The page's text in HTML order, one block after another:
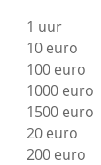
1 uur
10 euro
100 euro
1000 euro
1500 euro
20 euro
200 euro